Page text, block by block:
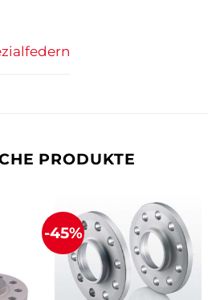
PRODUKTE
-45%